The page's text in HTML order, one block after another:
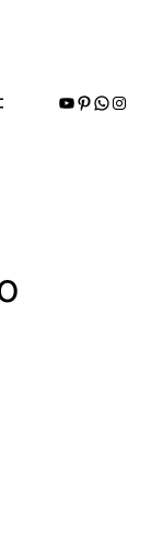
Youtube
Pinterest